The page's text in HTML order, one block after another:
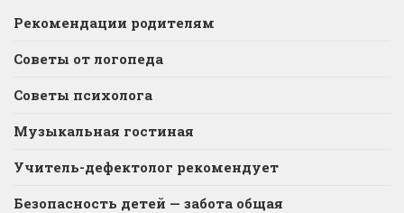
Рекомендации родителям
Советы от логопеда
Советы психолога
Музыкальная гостиная
Учитель-дефектолог рекомендует
Безопасность детей — забота общая